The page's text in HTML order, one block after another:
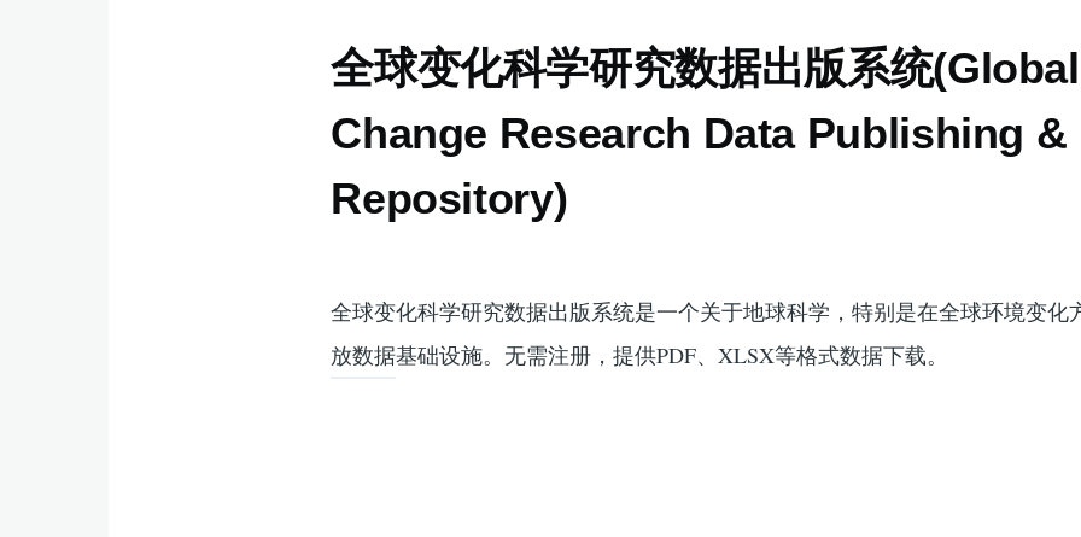
全球变化科学研究数据出版系统(Global
Change Research Data Publishing &
Repository)
全球变化科学研究数据出版系统是一个关于地球科学，特别是在全球环境变化
放数据基础设施。无需注册，提供PDF、XLSX等格式数据下载。